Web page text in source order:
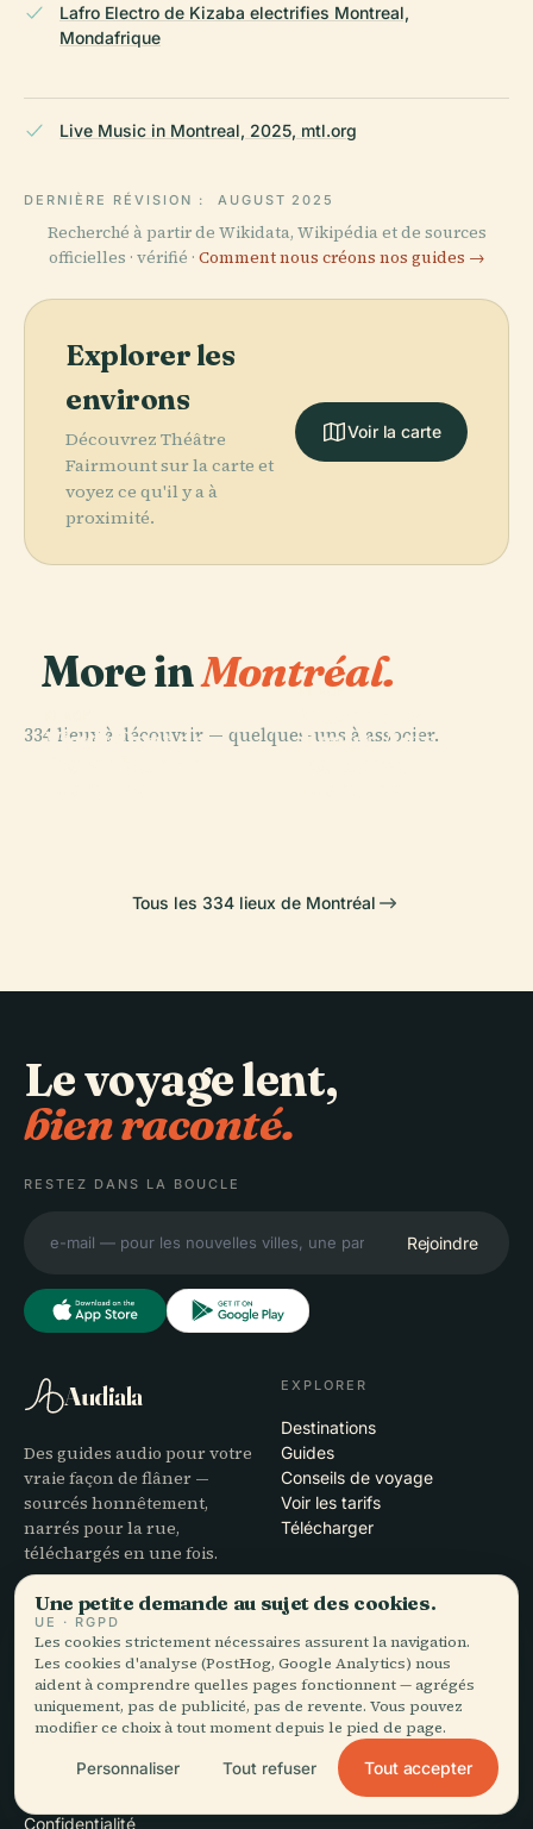
Lafro Electro de Kizaba electrifies Montreal,
Mondafrique
Live Music in Montreal, 2025, mtl.org
DERNIÈRE RÉVISION : AUGUST 2025
Recherché à partir de Wikidata, Wikipédia et de sources
officielles · vérifié · Comment nous créons nos guides →
Explorer les
environs
Découvrez Théâtre
Fairmount sur la carte et
voyez ce qu'il y a à
proximité.
Voir la carte
More inMontréal.
334 lieux à découvrir — quelques-uns à associer.
Vieux-Port de
PLACE
Beaux-Arts de
Jardin
PLACE
Tous les 334 lieux de Montréal
Le voyage lent,
bien raconté.
RESTEZ DANS LA BOUCLE
Rejoindre
Audiala
Des guides audio pour votre
vraie façon de flâner —
sourcés honnêtement,
narrés pour la rue,
téléchargés en une fois.
EXPLORER
Destinations
Guides
Conseils de voyage
Voir les tarifs
Télécharger
SOCIÉTÉ
À propos
Processus éditorial
Mission
AIDE
Assistance
Dépannage de l'app
Contact
Devenir partenaire
Confidentialité
Une petite demande au sujet des cookies.
UE · RGPD
Les cookies strictement nécessaires assurent la navigation.
Les cookies d'analyse (PostHog, Google Analytics) nous
aident à comprendre quelles pages fonctionnent — agrégés
uniquement, pas de publicité, pas de revente. Vous pouvez
modifier ce choix à tout moment depuis le pied de page.
Personnaliser Tout refuser Tout accepter